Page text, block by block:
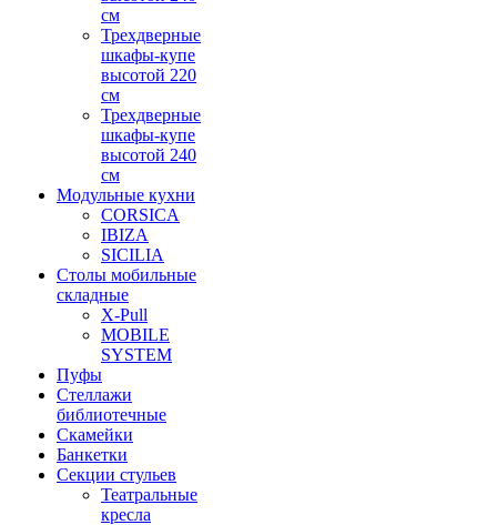
см
Трехдверные
шкафы-купе
высотой 220
см
Трехдверные
шкафы-купе
высотой 240
см
Модульные кухни
CORSICA
IBIZA
SICILIA
Столы мобильные
складные
X-Pull
MOBILE
SYSTEM
Пуфы
Стеллажи
библиотечные
Скамейки
Банкетки
Секции стульев
Театральные
кресла